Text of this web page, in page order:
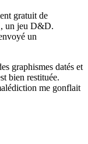
gratuit de
un jeu D&D.
un
graphismes datés et
bien restituée.
me gonflait